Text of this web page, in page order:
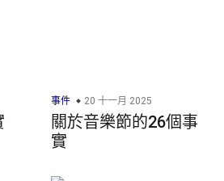
事件 20 十一月 2025
關於音樂節的26個事
實